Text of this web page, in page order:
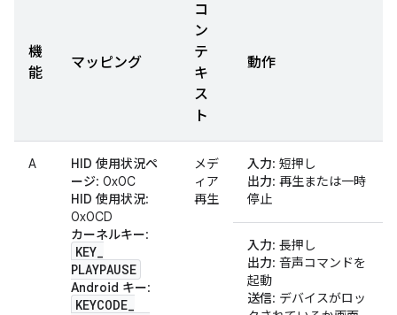
機
能
マッピング
コ
ン
テ
キ
ス
ト
動作
A
HID 使用状況ペ
ージ: 0x0C
HID 使用状況:
0x0CD
カーネルキー:
KEY_
PLAYPAUSE
Android キー:
KEYCODE_
メデ
ィア
再生
入力: 短押し
出力: 再生または一時
停止
入力: 長押し
出力: 音声コマンドを
起動
送信: デバイスがロッ